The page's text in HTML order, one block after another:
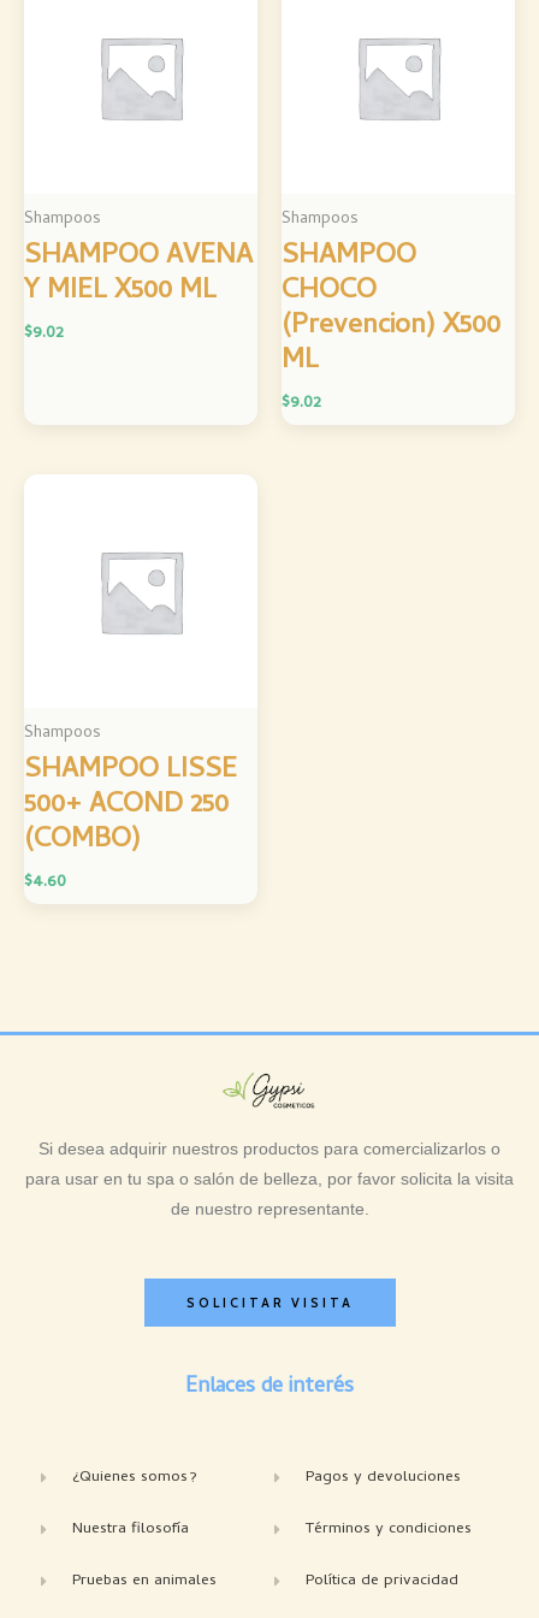
Shampoos
SHAMPOO AVENA
Y MIEL X500 ML
$9.02
Shampoos
SHAMPOO
CHOCO
(Prevencion) X500
ML
$9.02
Shampoos
SHAMPOO LISSE
500+ ACOND 250
(COMBO)
$4.60
Si desea adquirir nuestros productos para comercializarlos o
para usar en tu spa o salón de belleza, por favor solicita la visita
de nuestro representante.
SOLICITAR VISITA
Enlaces de interés
¿Quienes somos?
Nuestra filosofía
Pruebas en animales
Pagos y devoluciones
Términos y condiciones
Política de privacidad